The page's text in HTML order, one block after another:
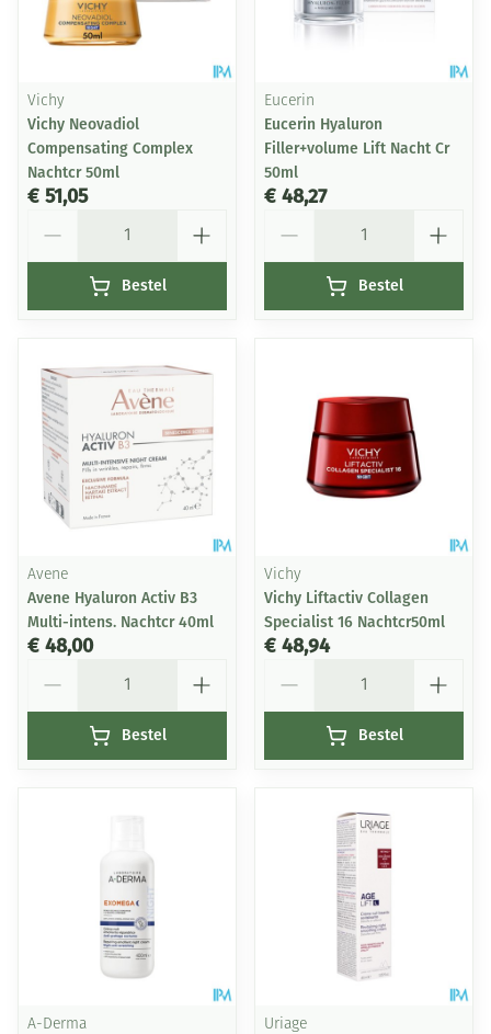
Vichy
Vichy Neovadiol
Compensating Complex
Nachtcr 50ml
€ 51,05
Bestel
Eucerin
Eucerin Hyaluron
Filler+volume Lift Nacht Cr
50ml
€ 48,27
Bestel
Avene
Avene Hyaluron Activ B3
Multi-intens. Nachtcr 40ml
€ 48,00
Bestel
Vichy
Vichy Liftactiv Collagen
Specialist 16 Nachtcr50ml
€ 48,94
Bestel
A-Derma Uriage